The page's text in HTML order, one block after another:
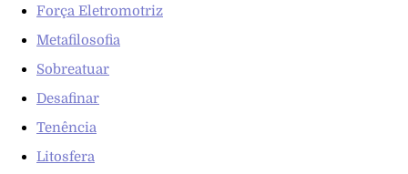
Força Eletromotriz
Metafilosofia
Sobreatuar
Desafinar
Tenência
Litosfera